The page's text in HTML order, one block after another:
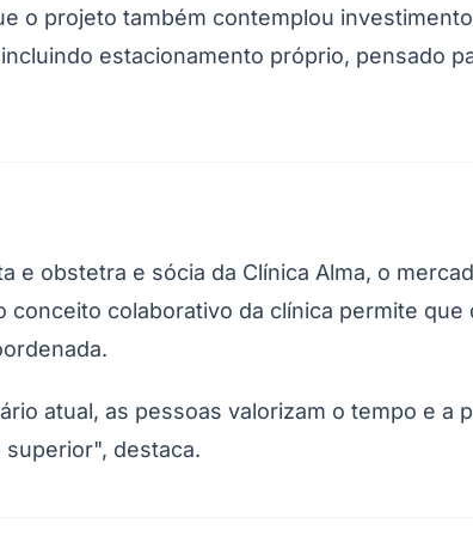
o projeto também contemplou
estacionamento próprio, pensado
e obstetra e sócia da Clínica Alma, o
colaborativo da clínica permite
atual, as pessoas valorizam o tempo e a
destaca.